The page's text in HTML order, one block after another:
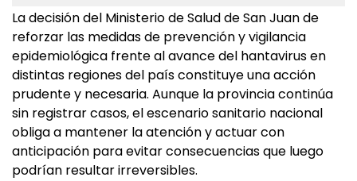
La decisión del Ministerio de Salud de San Juan de
reforzar las medidas de prevención y vigilancia
epidemiológica frente al avance del hantavirus en
distintas regiones del país constituye una acción
prudente y necesaria. Aunque la provincia continúa
sin registrar casos, el escenario sanitario nacional
obliga a mantener la atención y actuar con
anticipación para evitar consecuencias que luego
podrían resultar irreversibles.